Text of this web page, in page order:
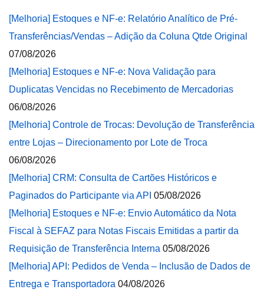
[Melhoria] Estoques e NF-e: Relatório Analítico de Pré-
Transferências/Vendas – Adição da Coluna Qtde Original
07/08/2026
[Melhoria] Estoques e NF-e: Nova Validação para
Duplicatas Vencidas no Recebimento de Mercadorias
06/08/2026
[Melhoria] Controle de Trocas: Devolução de Transferência
entre Lojas – Direcionamento por Lote de Troca
06/08/2026
[Melhoria] CRM: Consulta de Cartões Históricos e
Paginados do Participante via API 05/08/2026
[Melhoria] Estoques e NF-e: Envio Automático da Nota
Fiscal à SEFAZ para Notas Fiscais Emitidas a partir da
Requisição de Transferência Interna 05/08/2026
[Melhoria] API: Pedidos de Venda – Inclusão de Dados de
Entrega e Transportadora 04/08/2026